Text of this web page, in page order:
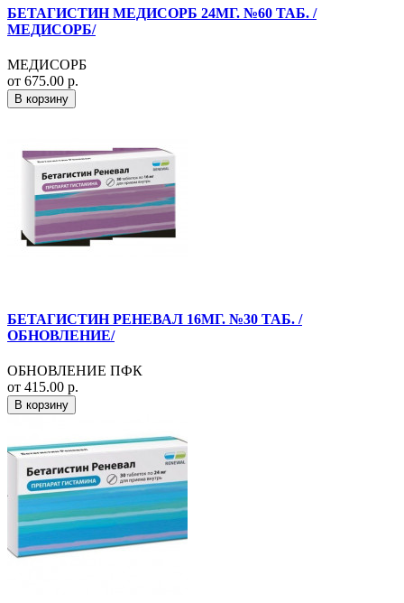
БЕТАГИСТИН МЕДИСОРБ 24МГ. №60 ТАБ. /
МЕДИСОРБ/
МЕДИСОРБ
от 675.00 р.
В корзину
БЕТАГИСТИН РЕНЕВАЛ 16МГ. №30 ТАБ. /
ОБНОВЛЕНИЕ/
ОБНОВЛЕНИЕ ПФК
от 415.00 р.
В корзину